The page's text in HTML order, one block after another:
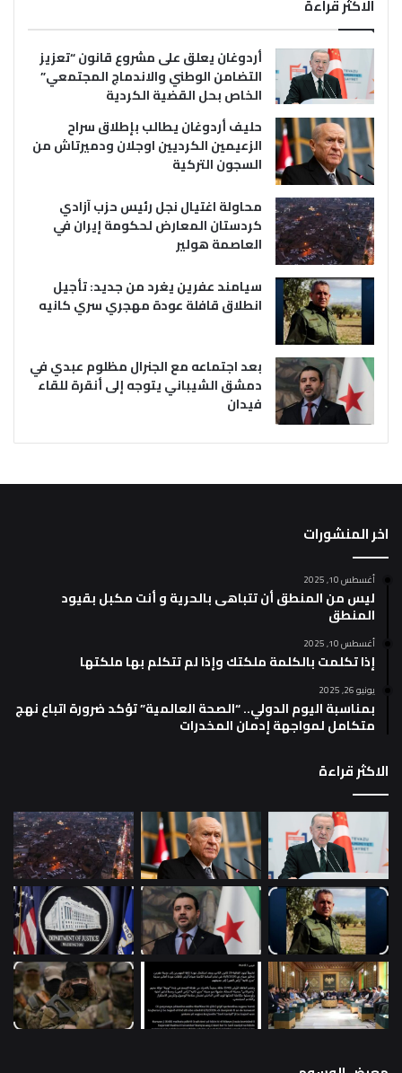
الاكثر قراءة
أردوغان يعلق على مشروع قانون “تعزيز
التضامن الوطني والاندماج المجتمعي”
الخاص بحل القضية الكردية
حليف أردوغان يطالب بإطلاق سراح
الزعيمين الكرديين اوجلان ودميرتاش من
السجون التركية
محاولة اغتيال نجل رئيس حزب آزادي
كردستان المعارض لحكومة إيران في
العاصمة هولير
سيامند عفرين يغرد من جديد: تأجيل
انطلاق قافلة عودة مهجري سري كانيه
بعد اجتماعه مع الجنرال مظلوم عبدي في
دمشق الشيباني يتوجه إلى أنقرة للقاء
فيدان
اخر المنشورات
أغسطس 10, 2025
ليس من المنطق أن تتباهى بالحرية و أنت مكبل بقيود
المنطق
أغسطس 10, 2025
إذا تكلمت بالكلمة ملكتك وإذا لم تتكلم بها ملكتها
يونيو 26, 2025
بمناسبة اليوم الدولي.. “الصحة العالمية” تؤكد ضرورة اتباع نهج
متكامل لمواجهة إدمان المخدرات
الاكثر قراءة